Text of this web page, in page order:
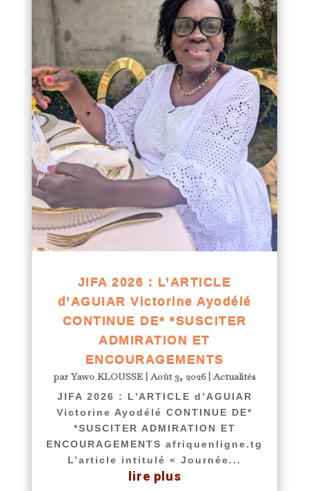
JIFA 2026 : L’ARTICLE
d’AGUIAR Victorine Ayodélé
CONTINUE DE* *SUSCITER
ADMIRATION ET
ENCOURAGEMENTS
parYawo KLOUSSE|Août 3, 2026|Actualités
JIFA 2026 : L'ARTICLE d’AGUIAR
Victorine Ayodélé CONTINUE DE*
*SUSCITER ADMIRATION ET
ENCOURAGEMENTS afriquenligne.tg
L’article intitulé « Journée...
lire plus